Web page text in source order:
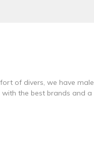
of divers, we have
the best brands and